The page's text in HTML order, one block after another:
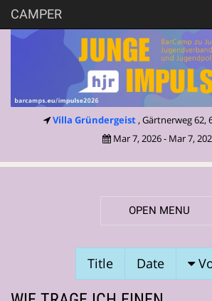
CAMPER
Villa Gründergeist, Gärtnerweg 62,
Mar 7, 2026 - Mar 7,
OPEN MENU
Title Date